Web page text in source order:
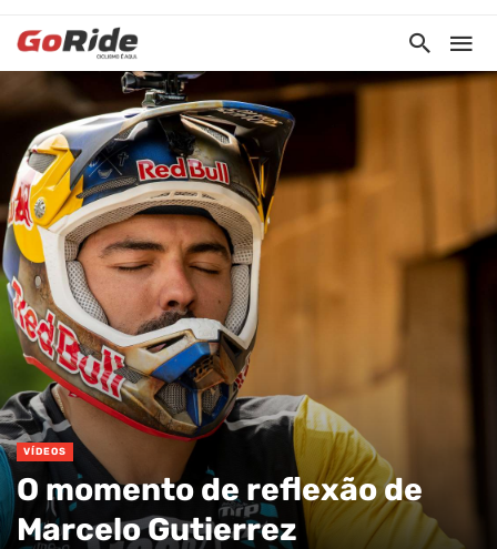
VÍDEOS
O momento de reflexão de
Marcelo Gutierrez